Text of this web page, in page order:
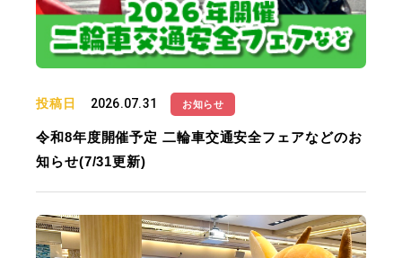
投稿日 2026.07.31 お知らせ
令和8年度開催予定 二輪車交通安全フェアなどのお
知らせ(7/31更新)